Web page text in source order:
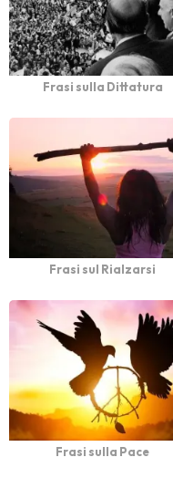
Frasi sulla Dittatura
Frasi sul Rialzarsi
Frasi sulla Pace